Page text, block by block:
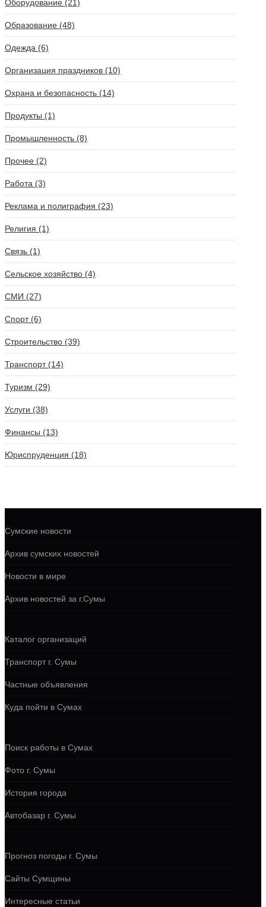
Оборудование (21)
Образование (48)
Одежда (6)
Организация праздников (10)
Охрана и безопасность (14)
Продукты (1)
Промышленность (8)
Прочее (2)
Работа (3)
Реклама и полиграфия (23)
Религия (1)
Связь (1)
Сельское хозяйство (4)
СМИ (27)
Спорт (6)
Строительство (39)
Транспорт (14)
Туризм (29)
Услуги (38)
Финансы (13)
Юриспруденция (18)
Сумские новости
Архив сумских новостей
Новости в мире
Архив новостей за г.Сумы
Каталог организаций
Транспорт г. Сумы
Частные объявления
Куда пойти в Сумах
Поиск работы в Сумах
Фото г. Сумы
История города
Автобазар г. Сумы
Прогноз погоды г. Сумы
Сайты Сумщины
Интересные статьи